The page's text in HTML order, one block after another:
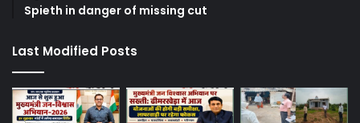
Spieth in danger of missing cut
Last Modified Posts